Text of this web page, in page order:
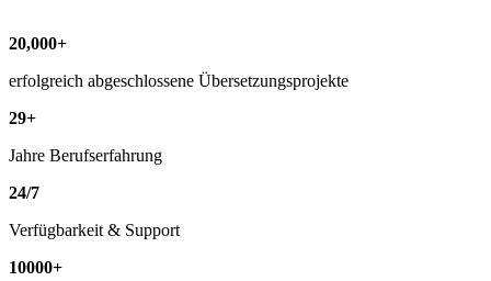
20,000+
erfolgreich abgeschlossene Übersetzungsprojekte
29+
Jahre Berufserfahrung
24/7
Verfügbarkeit & Support
10000+